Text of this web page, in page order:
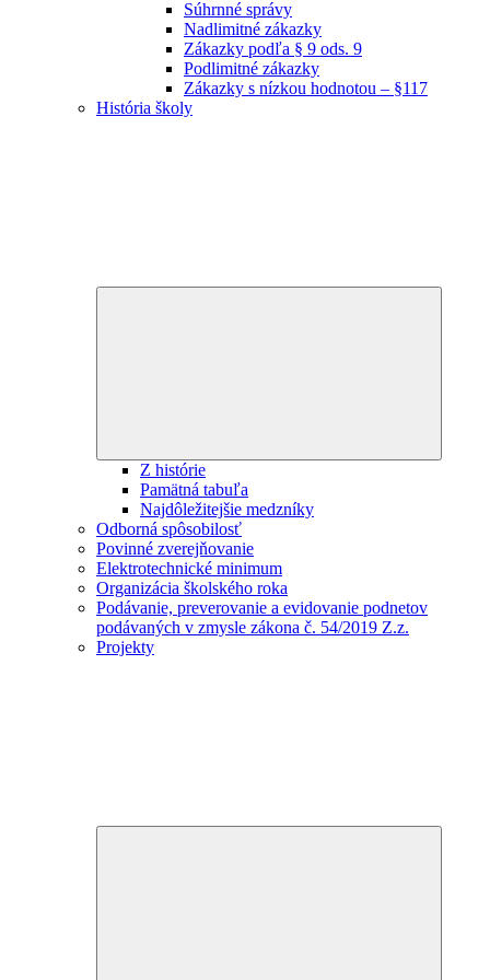
Súhrnné správy
Nadlimitné zákazky
Zákazky podľa § 9 ods. 9
Podlimitné zákazky
Zákazky s nízkou hodnotou – §117
História školy
Z histórie
Pamätná tabuľa
Najdôležitejšie medzníky
Odborná spôsobilosť
Povinné zverejňovanie
Elektrotechnické minimum
Organizácia školského roka
Podávanie, preverovanie a evidovanie podnetov
podávaných v zmysle zákona č. 54/2019 Z.z.
Projekty